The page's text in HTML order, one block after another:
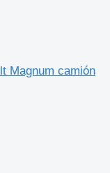
Magnum camión